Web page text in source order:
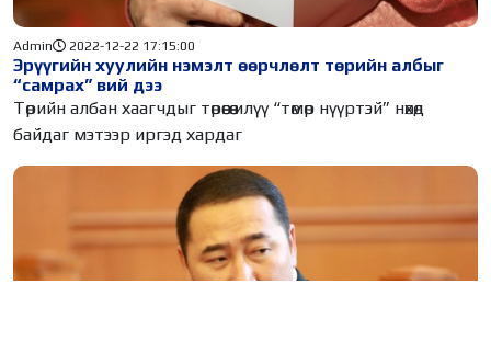
Эрүүгийн хуулийн нэмэлт өөрчлөлт төрийн албыг
“самрах” вий дээ
Admin 2022-12-22 17:15:00
Төрийн албан хаагчдыг төрөөсөө илүү “төмөр нүүртэй” нөхөд
байдаг мэтээр иргэд хардаг